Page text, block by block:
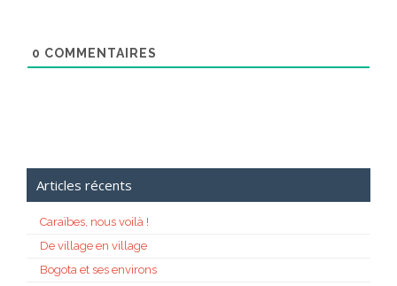
0 COMMENTAIRES
Articles récents
Caraïbes, nous voilà !
De village en village
Bogota et ses environs